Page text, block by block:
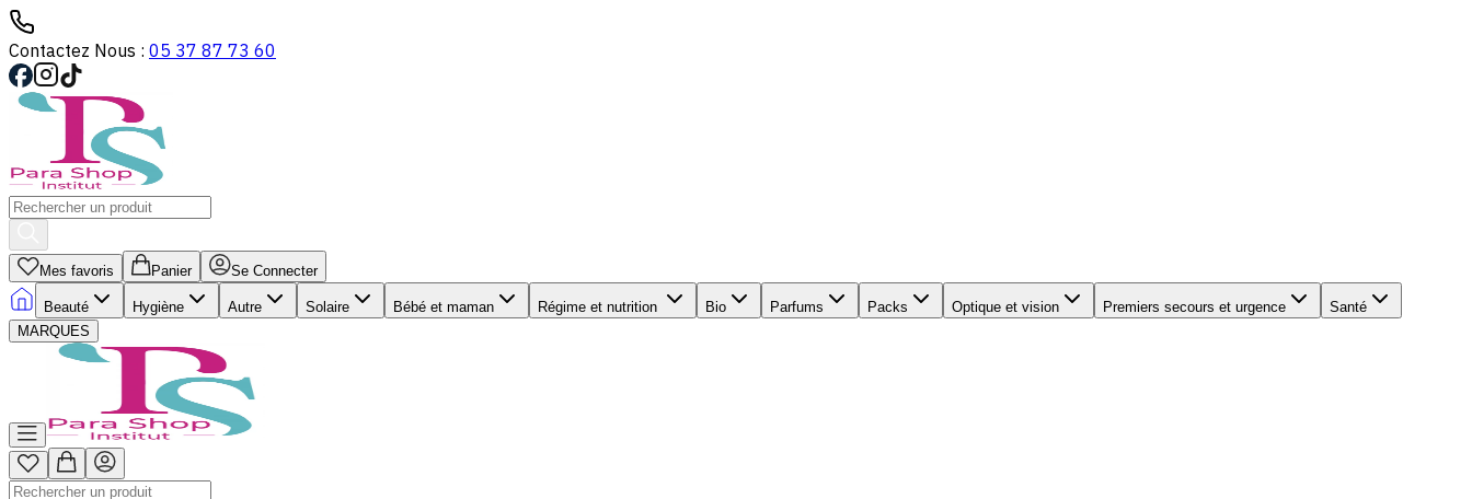
Contactez Nous : 05 37 87 73 60
Mes favoris Panier Se Connecter
Beauté Hygiène Autre Solaire Bébé et maman Régime et nutrition Bio Parfums Packs Optique et vision Premiers secours et urgence
Santé
MARQUES